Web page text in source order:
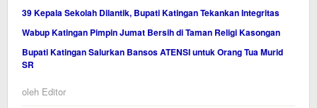
39 Kepala Sekolah Dilantik, Bupati Katingan Tekankan Integritas
Wabup Katingan Pimpin Jumat Bersih di Taman Religi Kasongan
Bupati Katingan Salurkan Bansos ATENSI untuk Orang Tua Murid
SR
oleh Editor